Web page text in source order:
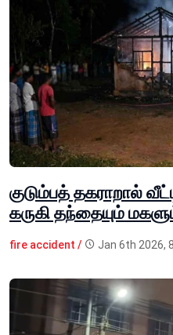
குடும்பத் தகராறால்
கருகி தந்தையும்
fire accident / Jan 6th 2026,